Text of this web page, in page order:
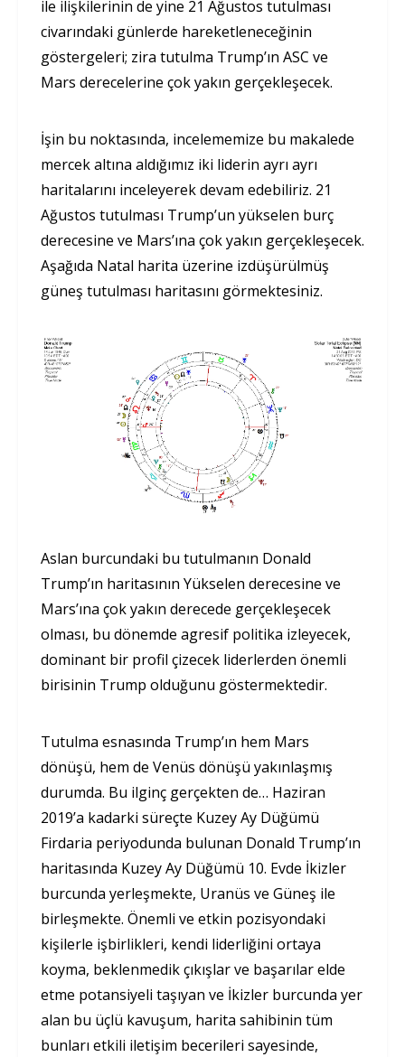
ile ilişkilerinin de yine 21 Ağustos tutulması
civarındaki günlerde hareketleneceğinin
göstergeleri; zira tutulma Trump’ın ASC ve
Mars derecelerine çok yakın gerçekleşecek.
İşin bu noktasında, incelememize bu makalede
mercek altına aldığımız iki liderin ayrı ayrı
haritalarını inceleyerek devam edebiliriz. 21
Ağustos tutulması Trump’un yükselen burç
derecesine ve Mars’ına çok yakın gerçekleşecek.
Aşağıda Natal harita üzerine izdüşürülmüş
güneş tutulması haritasını görmektesiniz.
Aslan burcundaki bu tutulmanın Donald
Trump’ın haritasının Yükselen derecesine ve
Mars’ına çok yakın derecede gerçekleşecek
olması, bu dönemde agresif politika izleyecek,
dominant bir profil çizecek liderlerden önemli
birisinin Trump olduğunu göstermektedir.
Tutulma esnasında Trump’ın hem Mars
dönüşü, hem de Venüs dönüşü yakınlaşmış
durumda. Bu ilginç gerçekten de… Haziran
2019’a kadarki süreçte Kuzey Ay Düğümü
Firdaria periyodunda bulunan Donald Trump’ın
haritasında Kuzey Ay Düğümü 10. Evde İkizler
burcunda yerleşmekte, Uranüs ve Güneş ile
birleşmekte. Önemli ve etkin pozisyondaki
kişilerle işbirlikleri, kendi liderliğini ortaya
koyma, beklenmedik çıkışlar ve başarılar elde
etme potansiyeli taşıyan ve İkizler burcunda yer
alan bu üçlü kavuşum, harita sahibinin tüm
bunları etkili iletişim becerileri sayesinde,